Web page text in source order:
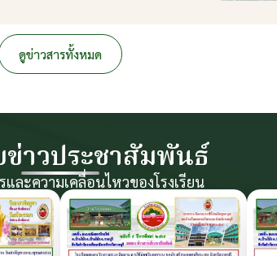
ดูข่าวสารทั้งหมด
าวประชาสัมพันธ์
และความเคลื่อนไหวของโรงเรียน